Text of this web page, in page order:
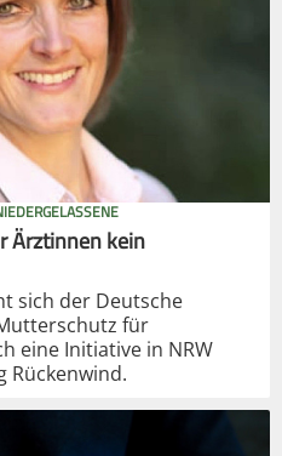
Ärztinnen kein
sich der Deutsche
für
eine Initiative in NRW
Rückenwind.